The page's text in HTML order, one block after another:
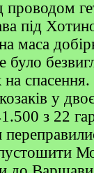
проводом
під
маса
було
на спасення.
у
з 22